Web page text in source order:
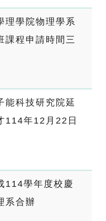
理學院物理學系
課程申請時間三
能科技研究院延
114年12月22日
114學年度校慶
系合辦